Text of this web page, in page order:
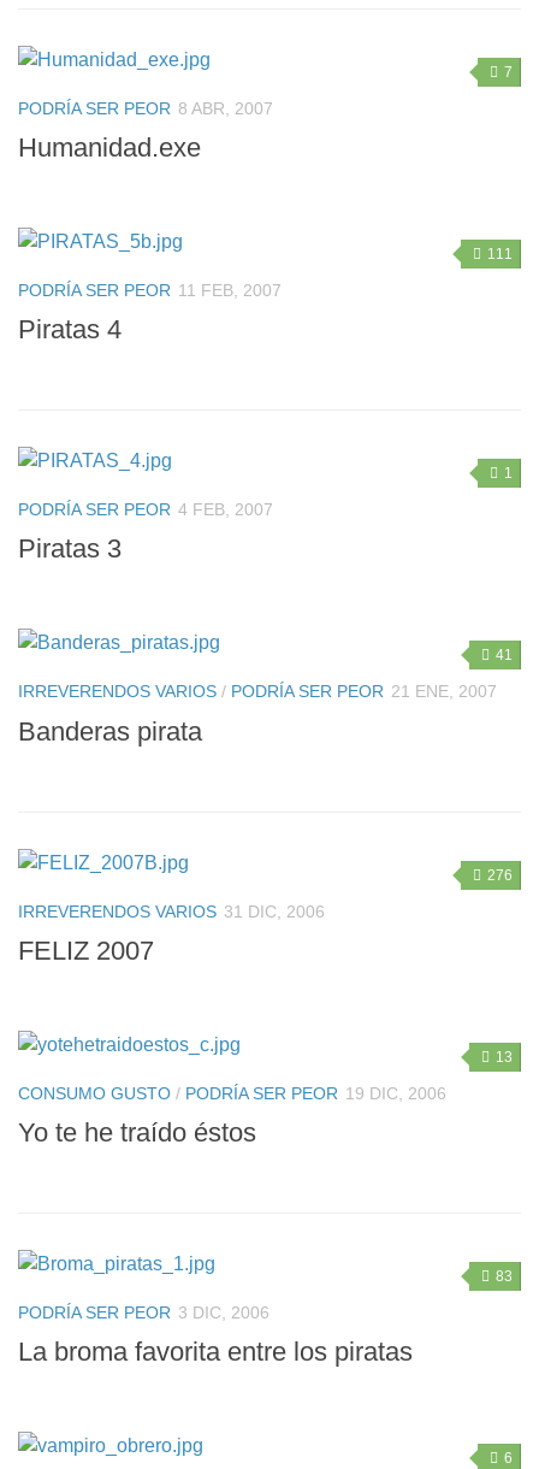
7
PODRÍA SER PEOR 8 ABR, 2007
Humanidad.exe
111
PODRÍA SER PEOR 11 FEB, 2007
Piratas 4
1
PODRÍA SER PEOR 4 FEB, 2007
Piratas 3
41
IRREVERENDOS VARIOS / PODRÍA SER PEOR 21 ENE, 2007
Banderas pirata
276
IRREVERENDOS VARIOS 31 DIC, 2006
FELIZ 2007
13
CONSUMO GUSTO / PODRÍA SER PEOR 19 DIC, 2006
Yo te he traído éstos
83
PODRÍA SER PEOR 3 DIC, 2006
La broma favorita entre los piratas
6